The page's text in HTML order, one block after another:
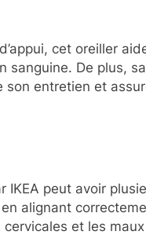
cet oreiller
sanguine. De plus, sa
son entretien et
IKEA peut avoir
alignant
et les